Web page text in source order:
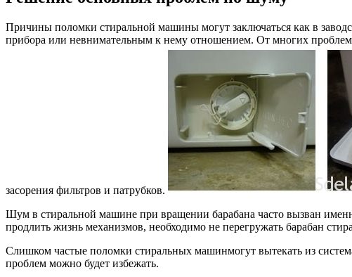
Причины поломки стиральной машины могут заключаться как в
прибора или невнимательным к нему отношением. От многих проблем
засорения фильтров и патрубков.
Шум в стиральной машине при вращении барабана часто вызван
продлить жизнь механизмов, необходимо не перегружать барабан
Слишком частые поломки стиральных машинмогут вытекать из
проблем можно будет избежать.